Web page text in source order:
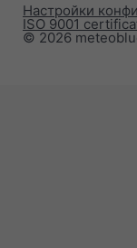
© 2026
ISO 9001
Настройки